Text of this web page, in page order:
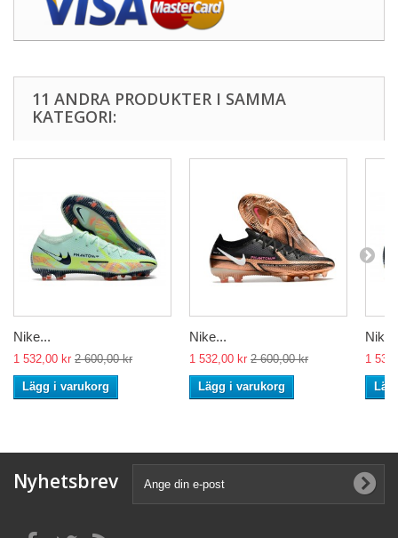
11 ANDRA PRODUKTER I SAMMA
KATEGORI:
Nike...
1 532,00 kr 2 600,00 kr
Lägg i varukorg
Nike...
1 532,00 kr 2 600,00 kr
Lägg i varukorg
1
Nyhetsbrev